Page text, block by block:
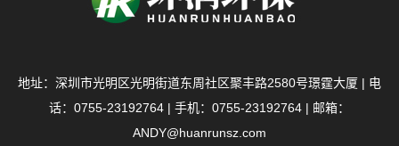
地址：深圳市光明区光明街道东周社区聚丰路2580号璟霆大厦 | 电
话：0755-23192764 | 手机：0755-23192764 | 邮箱：
ANDY@huanrunsz.com